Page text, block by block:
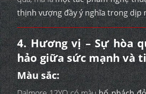
thịnh vượng đầy ý nghĩa trong dịp
4. Hương vị – Sự hòa
hảo giữa sức mạnh và
Màu sắc: